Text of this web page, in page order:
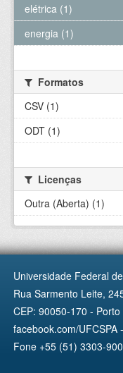
elétrica (1)
energia (1)
Formatos
CSV (1)
ODT (1)
Licenças
Outra (Aberta) (1)
Universidade Federal
Rua Sarmento Leite,
CEP: 90050-170 -
facebook.com/UFCSPA
Fone +55 (51) 3303-